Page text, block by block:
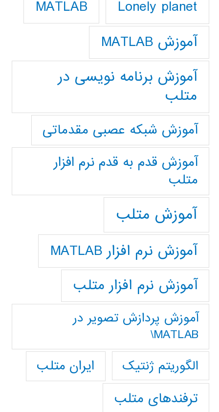
Lonely planet
MATLAB
آموزش MATLAB
آموزش برنامه نویسی در
متلب
آموزش شبکه عصبی مقدماتی
آموزش قدم به قدم نرم افزار
متلب
آموزش متلب
آموزش نرم افزار MATLAB
آموزش نرم افزار متلب
آموزش پردازش تصوير در
MATLAB\
الگوریتم ژنتیک
ایران متلب
ترفندهای متلب